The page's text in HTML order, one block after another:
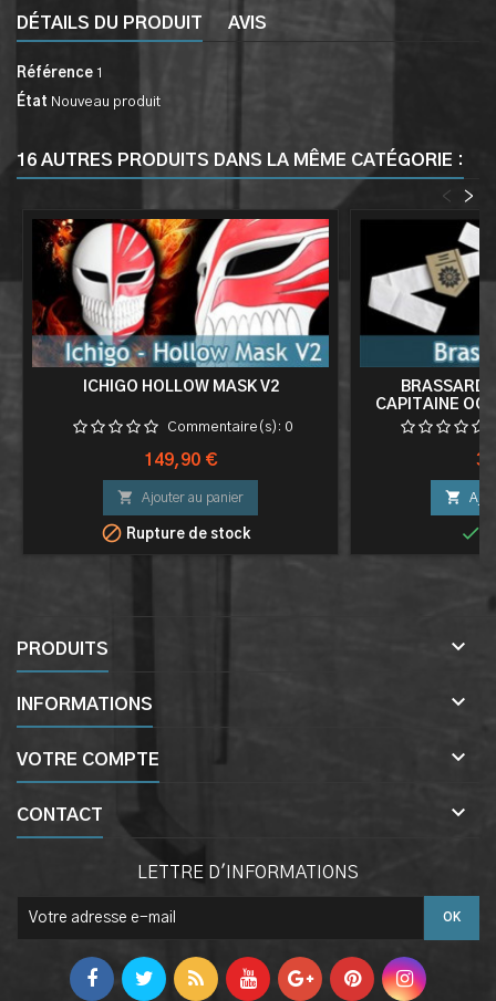
DÉTAILS DU PRODUIT AVIS
Référence 1
État Nouveau produit
16 AUTRES PRODUITS DANS LA MÊME CATÉGORIE :
>
<
ICHIGO HOLLOW MASK V2
Commentaire(s): 0
Prix
149,90 €
 Ajouter au panier
 Rupture de stock
BRASSARD
CAPITAINE


PRODUITS 
INFORMATIONS 
VOTRE COMPTE 
CONTACT 
LETTRE D'INFORMATIONS